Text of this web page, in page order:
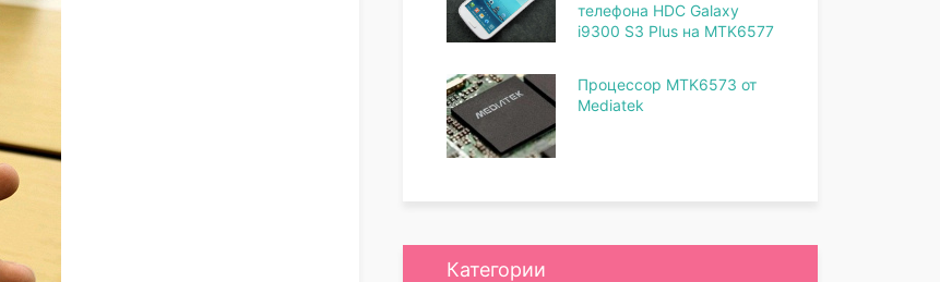
телефона HDC Galaxy
i9300 S3 Plus на MTK6577
Процессор MTK6573 от
Mediatek
Категории